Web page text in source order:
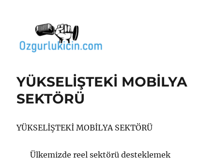
YÜKSELİŞTEKİ MOBİLYA
SEKTÖRÜ
YÜKSELİŞTEKİ MOBİLYA SEKTÖRÜ
Ülkemizde reel sektörü desteklemek